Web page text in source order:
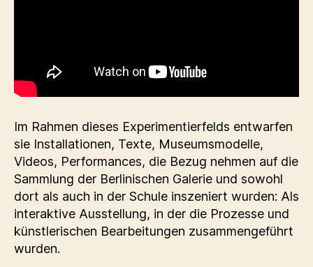
Im Rahmen dieses Experimentierfelds entwarfen
sie Installationen, Texte, Museumsmodelle,
Videos, Performances, die Bezug nehmen auf die
Sammlung der Berlinischen Galerie und sowohl
dort als auch in der Schule inszeniert wurden: Als
interaktive Ausstellung, in der die Prozesse und
künstlerischen Bearbeitungen zusammengeführt
wurden.